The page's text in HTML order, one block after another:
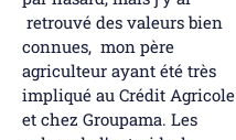
retrouvé des valeurs bien
connues, mon père
agriculteur ayant été très
impliqué au Crédit Agricole
et chez Groupama. Les